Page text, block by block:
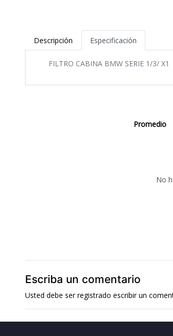
Descripción Especificación
FILTRO CABINA BMW SERIE 1/3/ X1
Promedio
No
Escriba un comentario
Usted debe serregistrado escribir un